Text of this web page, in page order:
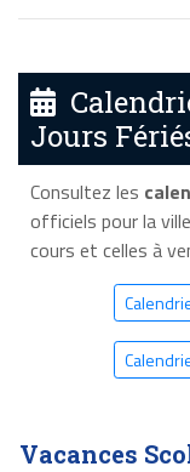
Jours
Consultez les
officiels pour la
cours et celles à
Vacances